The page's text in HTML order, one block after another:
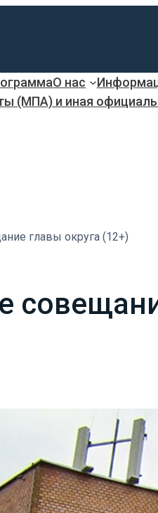
О нас
(МПА) и иная
главы округа (12+)